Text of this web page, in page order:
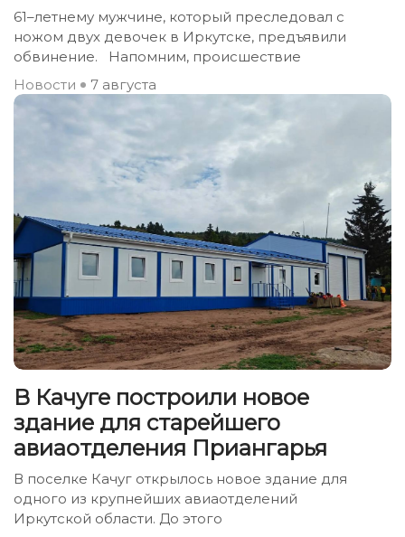
61–летнему мужчине, который преследовал с
ножом двух девочек в Иркутске, предъявили
обвинение. Напомним, происшествие
Новости
7 августа
В Качуге построили новое
здание для старейшего
авиаотделения Приангарья
В поселке Качуг открылось новое здание для
одного из крупнейших авиаотделений
Иркутской области. До этого